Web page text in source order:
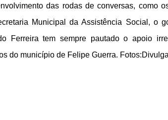
das rodas de conversas, como
Municipal da Assistência Social, o
Ferreira tem sempre pautado o apoio
do município de Felipe Guerra.